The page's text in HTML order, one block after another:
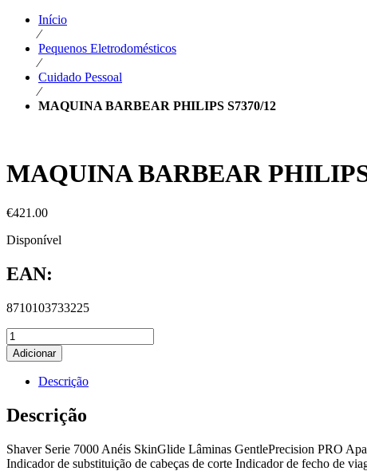
Início
⁄
Pequenos Eletrodomésticos
⁄
Cuidado Pessoal
⁄
MAQUINA BARBEAR PHILIPS S7370/12
MAQUINA BARBEAR PHILIPS
€421.00
Disponível
EAN:
8710103733225
Adicionar
Descrição
Descrição
Shaver Serie 7000 Anéis SkinGlide Lâminas GentlePrecision PRO
Indicador de substituição de cabeças de corte Indicador de fecho de